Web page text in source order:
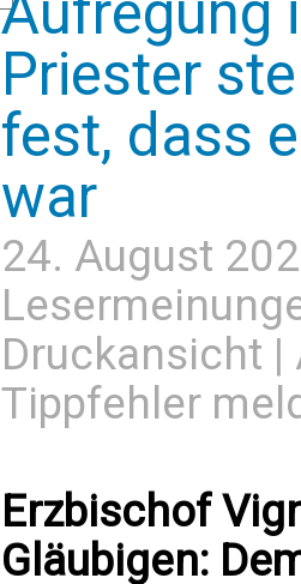
Priester
fest, dass
war
24. August
Druckansicht |
Tippfehler
Erzbischof
Gläubigen: